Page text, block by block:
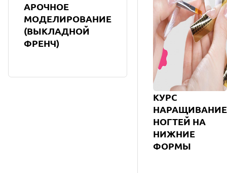
АРОЧНОЕ
МОДЕЛИРОВАНИЕ
(ВЫКЛАДНОЙ
ФРЕНЧ)
КУРС
НАРАЩИВАНИЕ
НОГТЕЙ НА
НИЖНИЕ
ФОРМЫ